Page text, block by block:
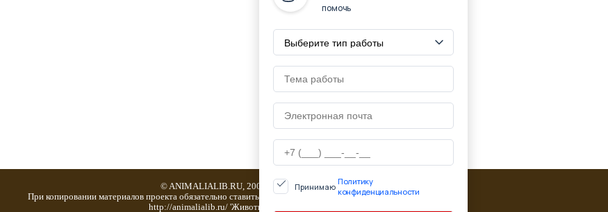
© ANIMALIALIB.RU, 2001-2019
При копировании материалов проекта обязательно ставить активную ссылку на страницу источник:
http://animalialib.ru/ 'Животноводство'
помочь
Принимаю Политику
конфиденциальности